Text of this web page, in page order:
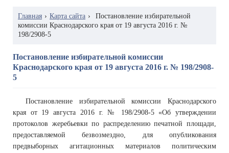
Главная › Карта сайта ›
Постановление избирательной
комиссии Краснодарского края от 19 августа 2016 г. №
198/2908-5
Постановление избирательной комиссии
Краснодарского края от 19 августа 2016 г. № 198/2908-
5
Постановление избирательной комиссии Краснодарского
края от 19 августа 2016 г. № 198/2908-5 «Об утверждении
протоколов жеребьевки по распределению печатной площади,
предоставляемой безвозмездно, для опубликования
предвыборных агитационных материалов политическим